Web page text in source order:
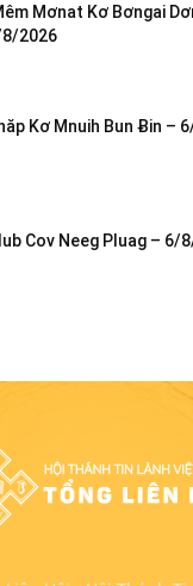
Mơnat Kơ Bơngai
2026
Kơ Mnuih Bun Ƀin –
Cov Neeg Pluag – 6/